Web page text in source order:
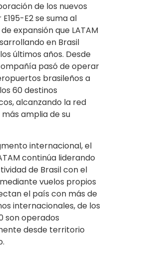
de los nuevos
E2 se suma al
expansión que LATAM
en Brasil
últimos años. Desde
pasó de operar
brasileños a
60 destinos
alcanzando la red
amplia de su
internacional, el
continúa liderando
de Brasil con el
vuelos propios
el país con más de
internacionales, de los
son operados
desde territorio